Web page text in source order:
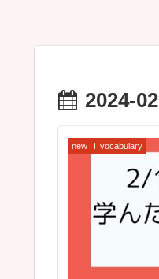
2024-02
new IT vocabulary